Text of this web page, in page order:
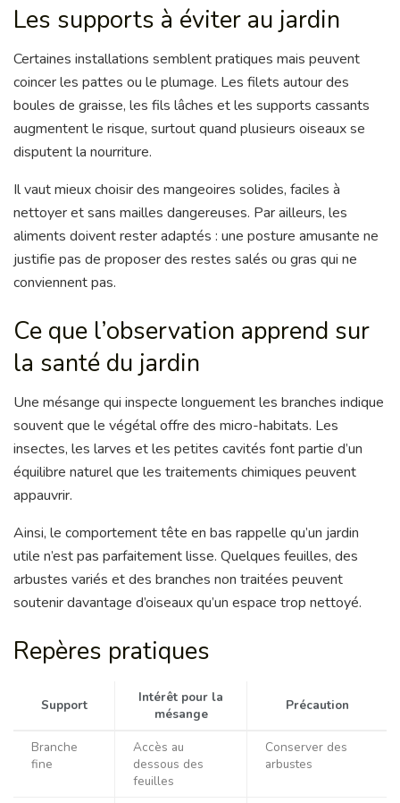
Les supports à éviter au jardin
Certaines installations semblent pratiques mais peuvent
coincer les pattes ou le plumage. Les filets autour des
boules de graisse, les fils lâches et les supports cassants
augmentent le risque, surtout quand plusieurs oiseaux se
disputent la nourriture.
Il vaut mieux choisir des mangeoires solides, faciles à
nettoyer et sans mailles dangereuses. Par ailleurs, les
aliments doivent rester adaptés : une posture amusante ne
justifie pas de proposer des restes salés ou gras qui ne
conviennent pas.
Ce que l’observation apprend sur
la santé du jardin
Une mésange qui inspecte longuement les branches indique
souvent que le végétal offre des micro-habitats. Les
insectes, les larves et les petites cavités font partie d’un
équilibre naturel que les traitements chimiques peuvent
appauvrir.
Ainsi, le comportement tête en bas rappelle qu’un jardin
utile n’est pas parfaitement lisse. Quelques feuilles, des
arbustes variés et des branches non traitées peuvent
soutenir davantage d’oiseaux qu’un espace trop nettoyé.
Repères pratiques
Support
Intérêt pour la
mésange
Précaution
Branche
fine
Accès au
dessous des
feuilles
Conserver des
arbustes